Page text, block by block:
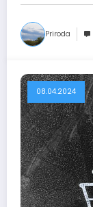
Priroda
08.04.2024